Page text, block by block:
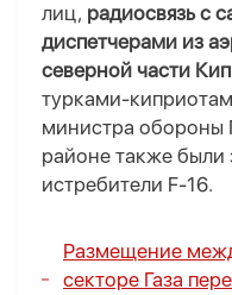
лиц, радиосвязь с
диспетчерами из
северной части
турками-
министра обороны
районе также были
истребители F-16.
Размещение
секторе Газа